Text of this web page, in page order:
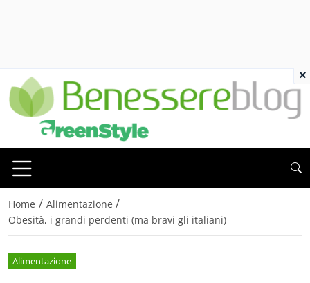
Home / Alimentazione /
Obesità, i grandi perdenti (ma bravi gli italiani)
Alimentazione
×